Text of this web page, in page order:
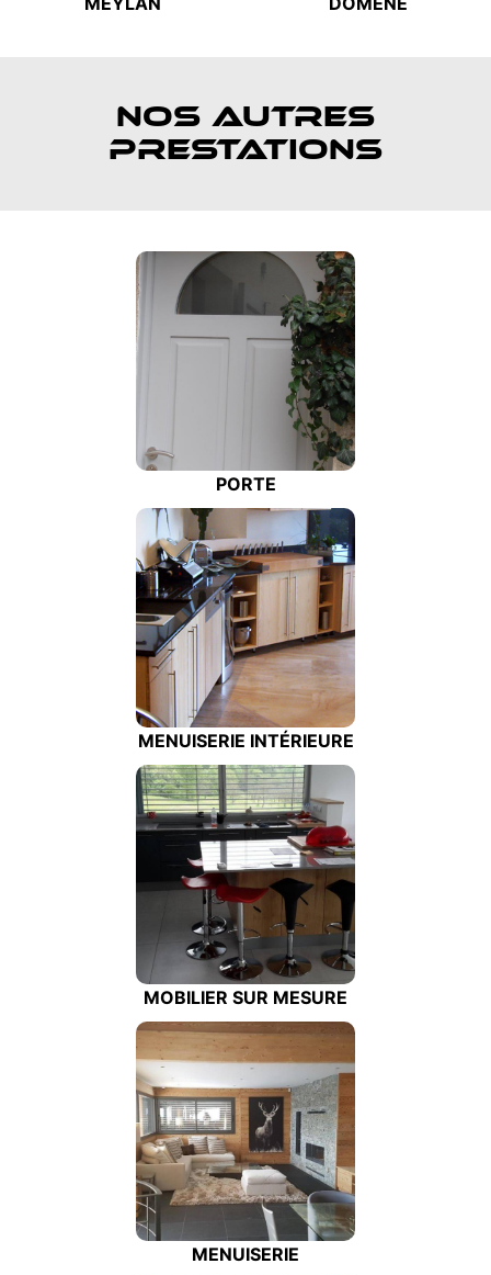
NOS AUTRES
PRESTATIONS
PORTE
MENUISERIE INTÉRIEURE
MOBILIER SUR MESURE
MENUISERIE